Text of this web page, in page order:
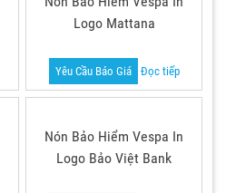
Logo Mattana
Yêu Cầu Báo Giá Đọc tiếp
Nón Bảo Hiểm Vespa In
Logo Bảo Việt Bank